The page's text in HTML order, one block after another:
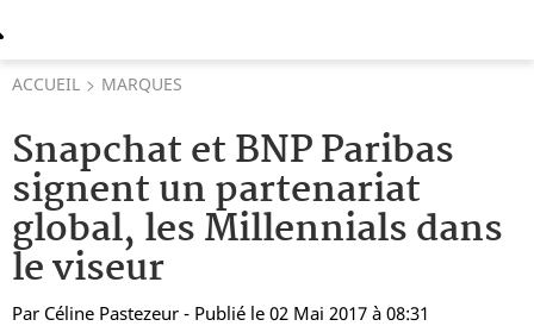
ACCUEIL MARQUES
Snapchat et BNP Paribas
signent un partenariat
global, les Millennials dans
le viseur
Par Céline Pastezeur - Publié le 02 Mai 2017 à 08:31